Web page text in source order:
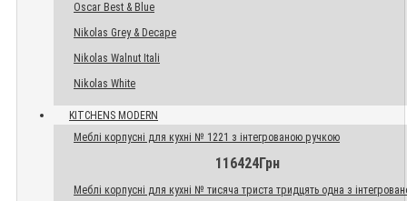
Oscar Best & Blue
Nikolas Grey & Decape
Nikolas Walnut Itali
Nikolas White
KITCHENS MODERN
Меблі корпусні для кухні № 1221 з інтегрованою ручкою
116424Грн
Меблі корпусні для кухні № тисяча триста тридцять одна з